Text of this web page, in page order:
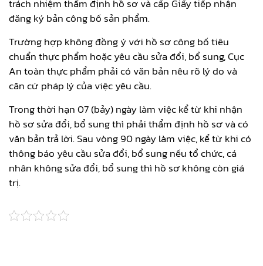
trách nhiệm thẩm định hồ sơ và cấp Giấy tiếp nhận
đăng ký bản công bố sản phẩm.
Trường hợp không đồng ý với hồ sơ công bố tiêu
chuẩn thực phẩm hoặc yêu cầu sửa đổi, bổ sung, Cục
An toàn thực phẩm phải có văn bản nêu rõ lý do và
căn cứ pháp lý của việc yêu cầu.
Trong thời hạn 07 (bảy) ngày làm việc kể từ khi nhận
hồ sơ sửa đổi, bổ sung thì phải thẩm định hồ sơ và có
văn bản trả lời. Sau vòng 90 ngày làm việc, kể từ khi có
thông báo yêu cầu sửa đổi, bổ sung nếu tổ chức, cá
nhân không sửa đổi, bổ sung thì hồ sơ không còn giá
trị.